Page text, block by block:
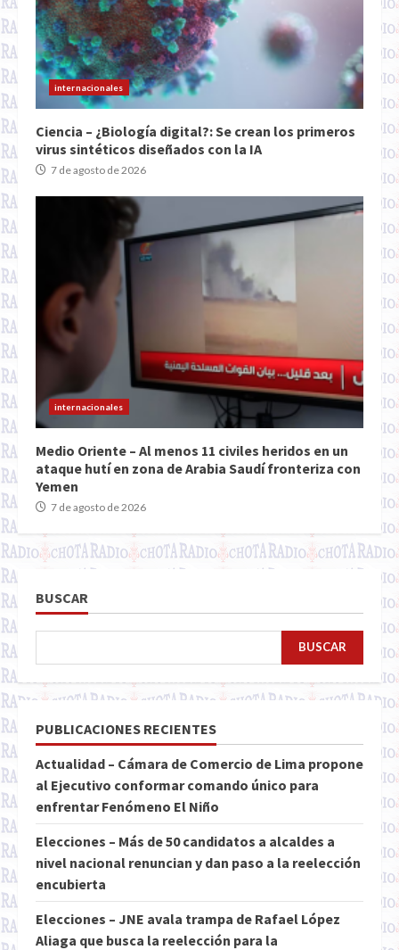
internacionales
Ciencia – ¿Biología digital?: Se crean los primeros
virus sintéticos diseñados con la IA
7 de agosto de 2026
internacionales
Medio Oriente – Al menos 11 civiles heridos en un
ataque hutí en zona de Arabia Saudí fronteriza con
Yemen
7 de agosto de 2026
BUSCAR
BUSCAR
PUBLICACIONES RECIENTES
Actualidad – Cámara de Comercio de Lima propone
al Ejecutivo conformar comando único para
enfrentar Fenómeno El Niño
Elecciones – Más de 50 candidatos a alcaldes a
nivel nacional renuncian y dan paso a la reelección
encubierta
Elecciones – JNE avala trampa de Rafael López
Aliaga que busca la reelección para la